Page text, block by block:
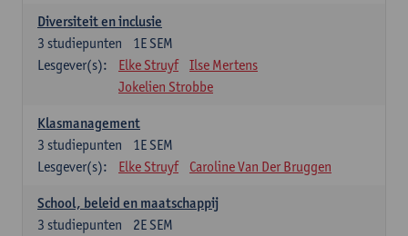
Diversiteit en inclusie
1E SEM
3 studiepunten
Lesgever(s):
Elke Struyf
Ilse Mertens
Jokelien Strobbe
Klasmanagement
1E SEM
3 studiepunten
Lesgever(s):
Elke Struyf Caroline Van Der Bruggen
School, beleid en maatschappij
2E SEM
3 studiepunten